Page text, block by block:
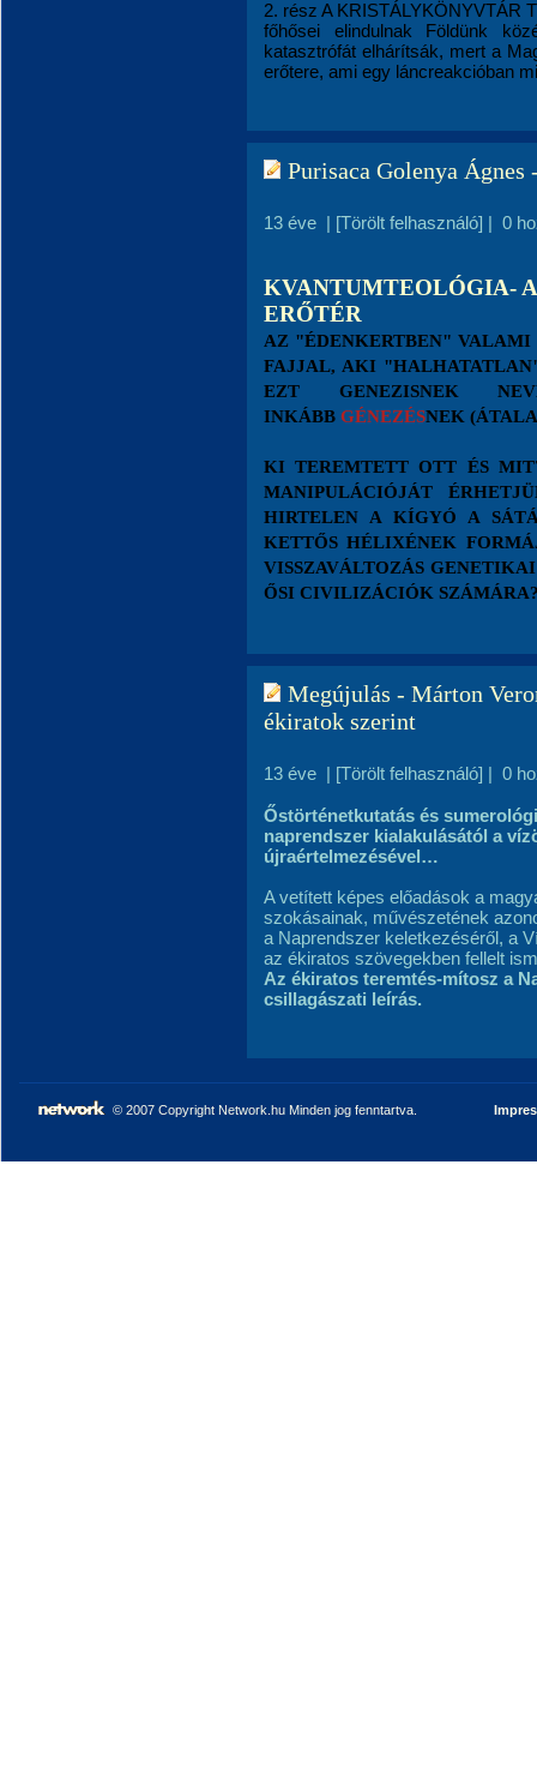
2. rész A KRISTÁLYKÖNYVTÁR
főhősei elindulnak Földünk
katasztrófát elhárítsák, mert a
erőtere, ami egy láncreakcióban
Purisaca Golenya
13 éve | [Törölt felhasználó] | 0
KVANTUMTEOLÓGIA-
ERŐTÉR
AZ "ÉDENKERTBEN"
FAJJAL, AKI
EZT GENEZISNEK
INKÁBB GÉNEZÉSNEK
KI TEREMTETT OTT ÉS
MANIPULÁCIÓJÁT
HIRTELEN A KÍGYÓ A
KETTŐS HÉLIXÉNEK
VISSZAVÁLTOZÁS
ŐSI CIVILIZÁCIÓK
Megújulás - Márton
ékiratok szerint
13 éve | [Törölt felhasználó] | 0
Őstörténetkutatás és
naprendszer kialakulásától a
újraértelmezésével…
A vetített képes előadások a
szokásainak, művészetének
a Naprendszer keletkezéséről, a
az ékiratos szövegekben fellelt
Az ékiratos teremtés-mítosz a
csillagászati leírás.
© 2007 Copyright Network.hu Minden jog fenntartva.